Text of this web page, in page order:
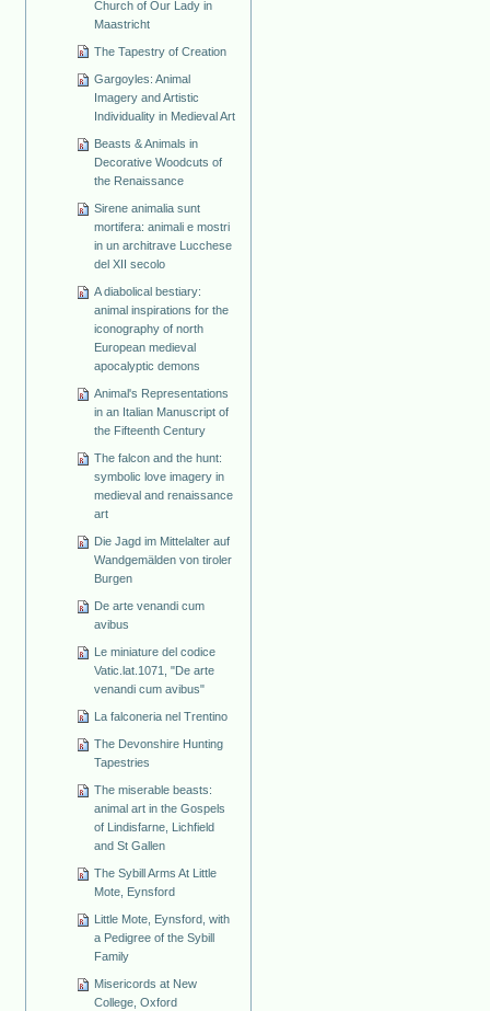
Church of Our Lady in
Maastricht
The Tapestry of Creation
Gargoyles: Animal
Imagery and Artistic
Individuality in Medieval Art
Beasts & Animals in
Decorative Woodcuts of
the Renaissance
Sirene animalia sunt
mortifera: animali e mostri
in un architrave Lucchese
del XII secolo
A diabolical bestiary:
animal inspirations for the
iconography of north
European medieval
apocalyptic demons
Animal's Representations
in an Italian Manuscript of
the Fifteenth Century
The falcon and the hunt:
symbolic love imagery in
medieval and renaissance
art
Die Jagd im Mittelalter auf
Wandgemälden von tiroler
Burgen
De arte venandi cum
avibus
Le miniature del codice
Vatic.lat.1071, "De arte
venandi cum avibus"
La falconeria nel Trentino
The Devonshire Hunting
Tapestries
The miserable beasts:
animal art in the Gospels
of Lindisfarne, Lichfield
and St Gallen
The Sybill Arms At Little
Mote, Eynsford
Little Mote, Eynsford, with
a Pedigree of the Sybill
Family
Misericords at New
College, Oxford